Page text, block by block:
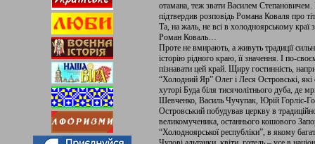
отамана, теж звати Василем Степановичем.
підтвердив розповідь Романа Коваля про
Та, на жаль, не всі в холодноярському краї
Роман Коваль…
Проте не вмирають, а живуть традиції
історію рідного краю, її значення. І по-
пізнавати цей край. Щиру гостинність,
“Холодний Яр” Олег і Леся Островські,
хуторі Буда біля тисячолітнього дуба, де
Шевченко, Василь Чучупак, Юрій Горліс-
Островський побудував церкву в
великомученика, останнього кошового
“Холодноярської республіки”, в якому